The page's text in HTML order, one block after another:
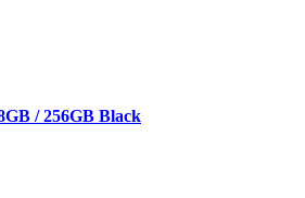
/ 256GB Black